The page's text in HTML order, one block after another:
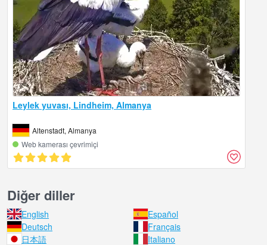
Leylek yuvası, Lindheim, Almanya
Altenstadt, Almanya
Web kamerası çevrimiçi
Diğer diller
English
Español
Deutsch
Français
日本語
Italiano